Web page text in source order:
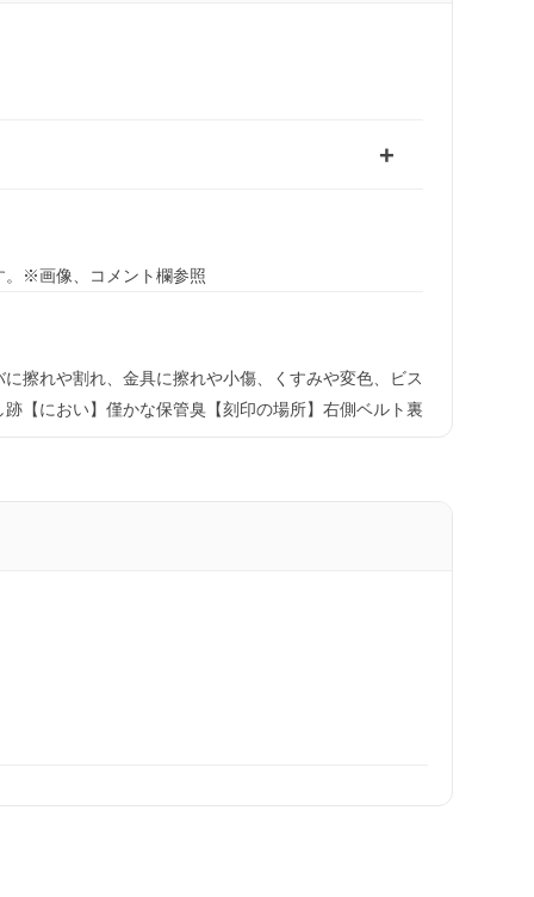
。※画像、コメント欄参照
擦れや割れ、金具に擦れや小傷、くすみや変色、ビス
【におい】僅かな保管臭【刻印の場所】右側ベルト裏